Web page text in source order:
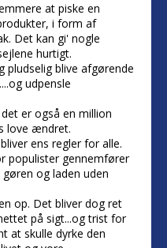
at piske en
i form af
Det kan gi' nogle
hurtigt.
pludselig blive afgørende
udpensle
er også en million
love ændret.
ens regler for alle.
populister gennemfører
og laden uden
op. Det bliver dog ret
på sigt...og trist for
at skulle dyrke den